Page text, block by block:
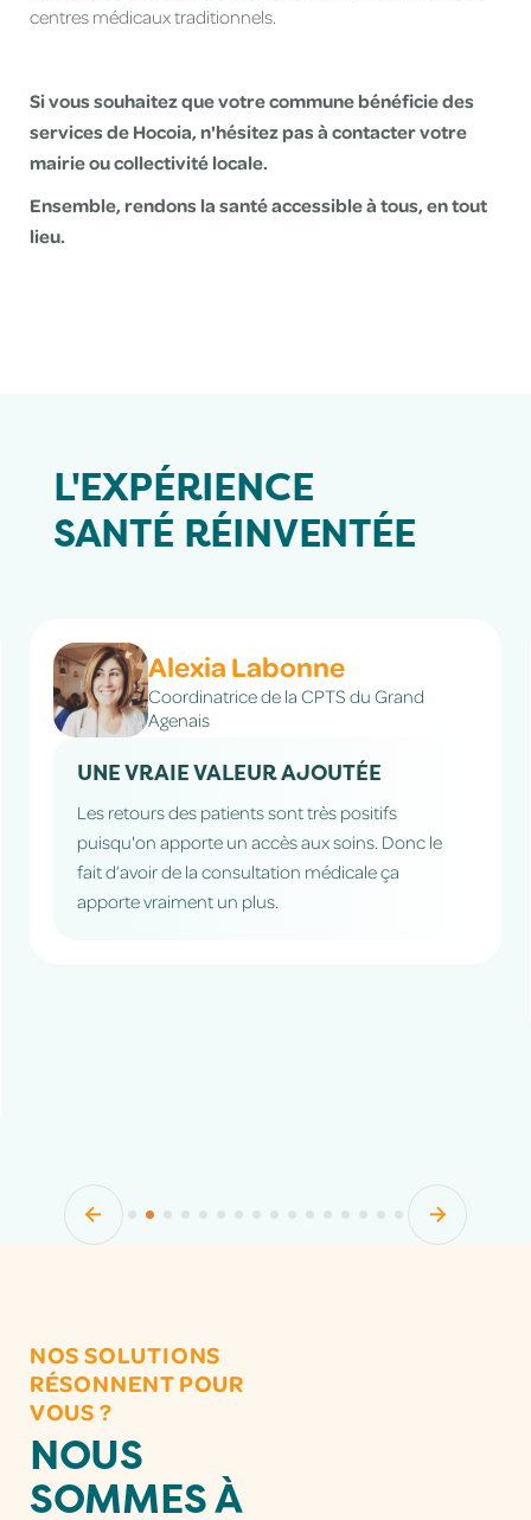
centres médicaux traditionnels.
Si vous souhaitez que votre commune bénéficie des
services de Hocoia, n'hésitez pas à contacter votre
mairie ou collectivité locale.
Ensemble, rendons la santé accessible à tous, en tout
lieu.
L'EXPÉRIENCE
SANTÉ RÉINVENTÉE
Claire Bonnin
Sage-femme à Buzançais
ON SE RAPPROCHE AU PLUS PRÈS
DES PATIENTES QUI ONT EN
ERRANCE MÉDICALE
Le camion est équipé de façon optimale, j’ai pu
faire des consultations de qualité comme au
NOS SOLUTIONS
RÉSONNENT POUR
VOUS ?
NOUS
SOMMES À